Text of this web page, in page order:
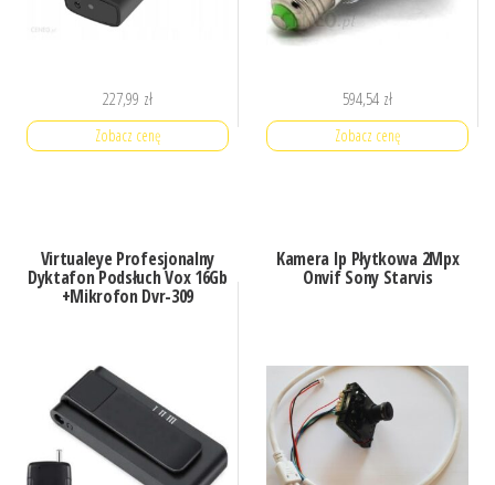
227,99 zł
Zobacz cenę
594,54 zł
Zobacz cenę
Virtualeye Profesjonalny
Dyktafon Podsłuch Vox 16Gb
+Mikrofon Dvr-309
Kamera Ip Płytkowa 2Mpx
Onvif Sony Starvis